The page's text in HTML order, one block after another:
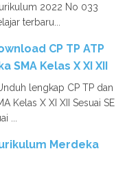
2022 No 033
terbaru...
CP TP ATP
SMA Kelas X XI XII
lengkap CP TP dan
Kelas X XI XII Sesuai SE
...
Merdeka